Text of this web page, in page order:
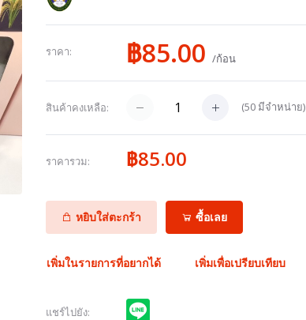
ราคา: ฿85.00/ก้อน
สินค้าคงเหลือ: (50มีจำหน่าย)
ราคารวม: ฿85.00
หยิบใส่ตะกร้า ซื้อเลย
เพิ่มในรายการที่อยากได้ เพิ่มเพื่อเปรียบเทียบ
แชร์ไปยัง: